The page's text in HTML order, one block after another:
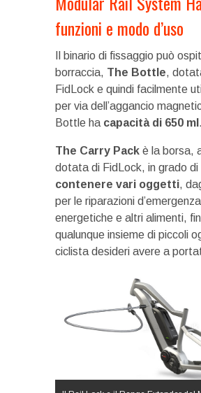
funzioni e modo d’uso
Il binario di fissaggio può
borraccia, The Bottle,
FidLock e quindi facilmente
per via dell’aggancio
Bottle ha capacità di 650 ml .
The Carry Pack è la borsa,
dotata di FidLock, in grado di
contenere vari oggetti,
per le riparazioni
energetiche e altri alimenti,
qualunque insieme di piccoli
ciclista desideri avere a